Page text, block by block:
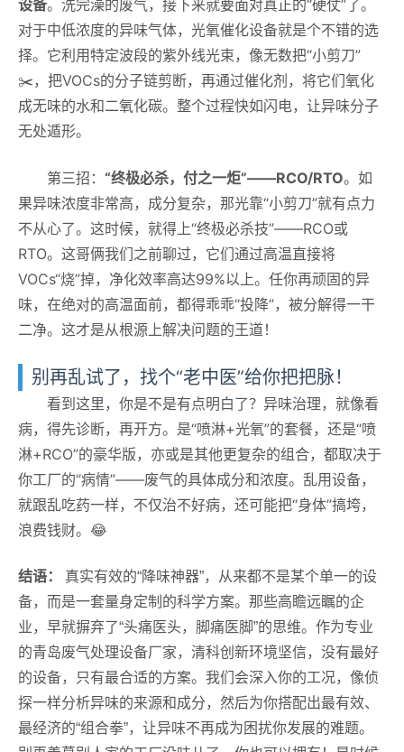
设备。洗完澡的废气，接下来就要面对真正的“硬仗”了。
对于中低浓度的异味气体，光氧催化设备就是个不错的选
择。它利用特定波段的紫外线光束，像无数把“小剪刀”
✂️，把VOCs的分子链剪断，再通过催化剂，将它们氧化
成无味的水和二氧化碳。整个过程快如闪电，让异味分子
无处遁形。
第三招： “终极必杀，付之一炬”——RCO/RTO。如
果异味浓度非常高，成分复杂，那光靠“小剪刀”就有点力
不从心了。这时候，就得上“终极必杀技”——RCO或
RTO。这哥俩我们之前聊过，它们通过高温直接将
VOCs“烧”掉，净化效率高达99%以上。任你再顽固的异
味，在绝对的高温面前，都得乖乖“投降”，被分解得一干
二净。这才是从根源上解决问题的王道！
别再乱试了，找个“老中医”给你把把脉！
看到这里，你是不是有点明白了？异味治理，就像看
病，得先诊断，再开方。是“喷淋+光氧”的套餐，还是“喷
淋+RCO”的豪华版，亦或是其他更复杂的组合，都取决于
你工厂的“病情”——废气的具体成分和浓度。乱用设备，
就跟乱吃药一样，不仅治不好病，还可能把“身体”搞垮，
浪费钱财。😂
结语：
真实有效的“降味神器”，从来都不是某个单一的设
备，而是一套量身定制的科学方案。那些高瞻远瞩的企
业，早就摒弃了“头痛医头，脚痛医脚”的思维。作为专业
的青岛废气处理设备厂家，清科创新环境坚信，没有最好
的设备，只有最合适的方案。我们会深入你的工况，像侦
探一样分析异味的来源和成分，然后为你搭配出最有效、
最经济的“组合拳”，让异味不再成为困扰你发展的难题。